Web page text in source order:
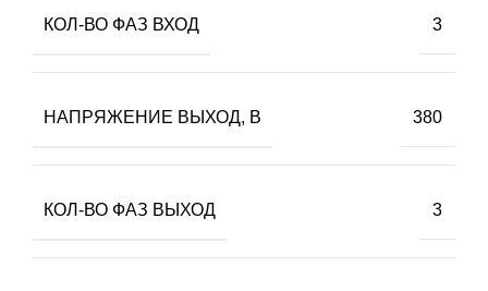
КОЛ-ВО ФАЗ ВХОД 3
НАПРЯЖЕНИЕ ВЫХОД, В 380
КОЛ-ВО ФАЗ ВЫХОД 3